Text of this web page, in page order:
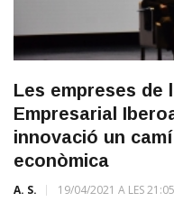
Les empreses de
Empresarial
innovació un
econòmica
A. S. 19/04/2021 A LES 21:05